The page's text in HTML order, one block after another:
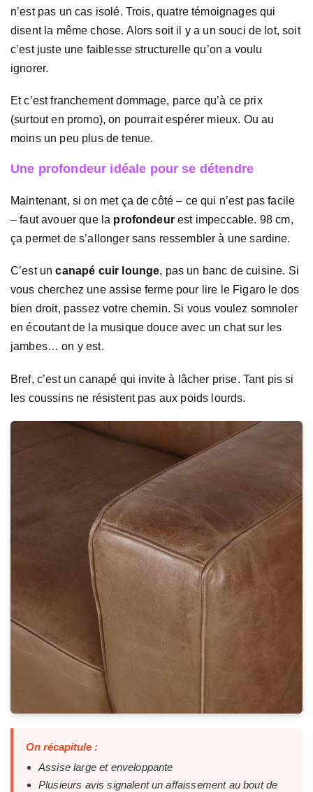
n’est pas un cas isolé. Trois, quatre témoignages qui
disent la même chose. Alors soit il y a un souci de lot, soit
c’est juste une faiblesse structurelle qu’on a voulu
ignorer.
Et c’est franchement dommage, parce qu’à ce prix
(surtout en promo), on pourrait espérer mieux. Ou au
moins un peu plus de tenue.
Une profondeur idéale pour se détendre
Maintenant, si on met ça de côté – ce qui n’est pas facile
– faut avouer que la profondeurest impeccable. 98 cm,
ça permet de s’allonger sans ressembler à une sardine.
C’est uncanapé cuir lounge, pas un banc de cuisine. Si
vous cherchez une assise ferme pour lire le Figaro le dos
bien droit, passez votre chemin. Si vous voulez somnoler
en écoutant de la musique douce avec un chat sur les
jambes… on y est.
Bref, c’est un canapé qui invite à lâcher prise. Tant pis si
les coussins ne résistent pas aux poids lourds.
On récapitule :
Assise large et enveloppante
Plusieurs avis signalent un affaissement au bout de